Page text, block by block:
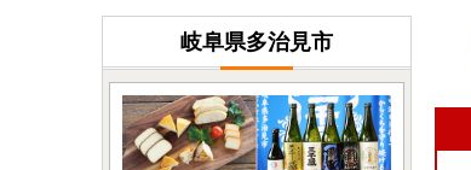
岐阜県多治見市